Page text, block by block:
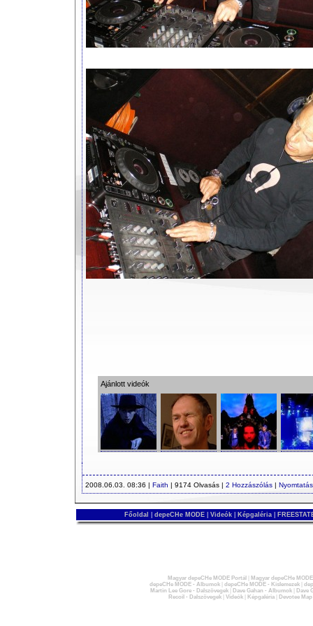
Ajánlott videók
2008.06.03. 08:36 | Faith | 9174 Olvasás | 2 Hozzászólás | Nyomtatás
Főoldal depeCHe MODE Videók Képgaléria
Magyar depeCHe MODE Portál
Magyar depeCHe
depeCHe MODE - Albumok| depeCHe MODE - Kislemezek|
Martin Lee Gore - Dalszövegek| Dave Gahan - Albumok|
Dave
Recoil - Dalszövegek| Videók| Képgaléria| Devotee Map